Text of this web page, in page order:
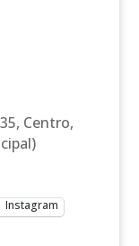
Centro,
Instagram